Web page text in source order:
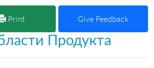
Print Give Feedback
Продукта